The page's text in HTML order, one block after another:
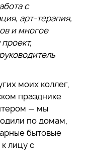
с
арт-терапия,
и многое
моих коллег,
празднике
— мы
по домам,
бытовые
лицу с